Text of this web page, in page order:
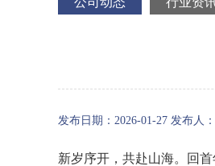
发布日期：2026-01-27 发布人：
新岁序开，共赴山海。回